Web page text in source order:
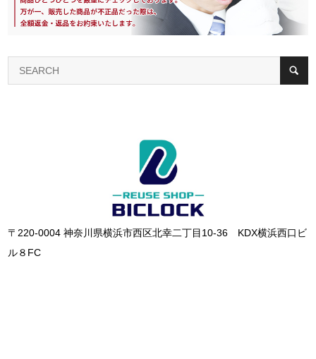
〒220-0004 神奈川県横浜市西区北幸二丁目10-36 KDX横浜西口ビ
ル８FC